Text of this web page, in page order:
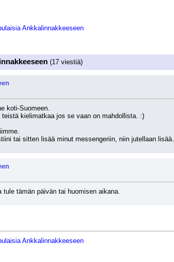
Ankkalinnakkeeseen
(17 viestiä)
koti-Suomeen.
kielimatkaa jos se vaan on mahdollista. :)
tai sitten lisää minut messengeriin, niin jutellaan lisää.
tämän päivän tai huomisen aikana.
Ankkalinnakkeeseen